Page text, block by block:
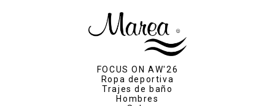
FOCUS ON AW'26
Ropa deportiva
Trajes de baño
Hombres